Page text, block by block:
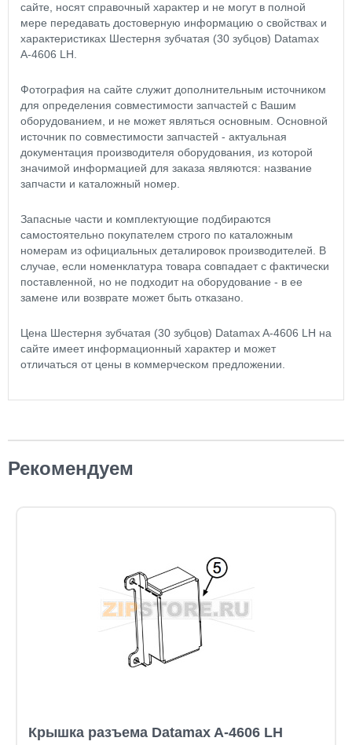
сайте, носят справочный характер и не могут в полной
мере передавать достоверную информацию о свойствах и
характеристиках Шестерня зубчатая (30 зубцов) Datamax
A-4606 LH.
Фотография на сайте служит дополнительным источником
для определения совместимости запчастей с Вашим
оборудованием, и не может являться основным. Основной
источник по совместимости запчастей - актуальная
документация производителя оборудования, из которой
значимой информацией для заказа являются: название
запчасти и каталожный номер.
Запасные части и комплектующие подбираются
самостоятельно покупателем строго по каталожным
номерам из официальных деталировок производителей. В
случае, если номенклатура товара совпадает с фактически
поставленной, но не подходит на оборудование - в ее
замене или возврате может быть отказано.
Цена Шестерня зубчатая (30 зубцов) Datamax A-4606 LH на
сайте имеет информационный характер и может
отличаться от цены в коммерческом предложении.
Рекомендуем
Крышка разъема Datamax A-4606 LH